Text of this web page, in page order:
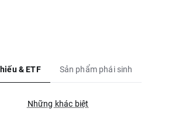
& ETF Sản phẩm phái sinh
Những khác biệt